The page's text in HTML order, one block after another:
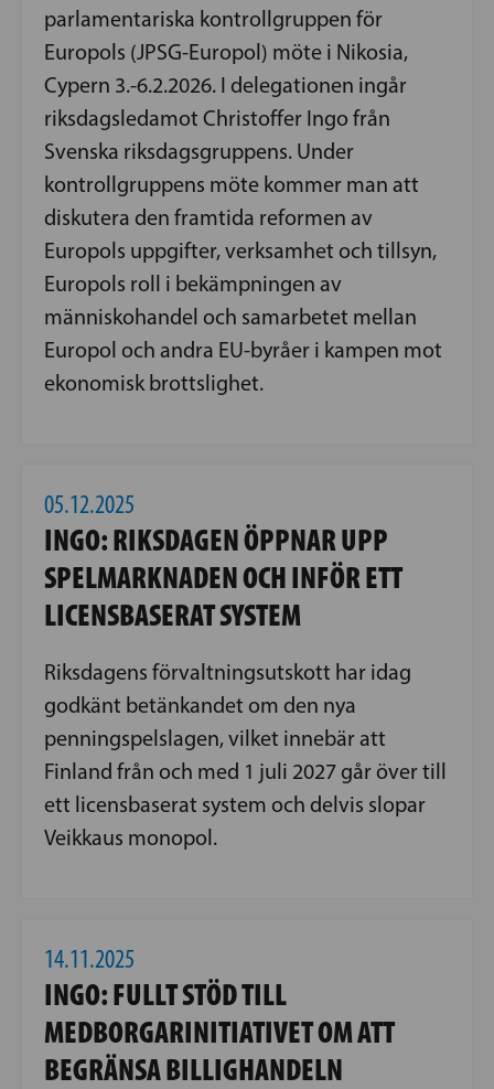
parlamentariska kontrollgruppen för
Europols (JPSG-Europol) möte i Nikosia,
Cypern 3.-6.2.2026. I delegationen ingår
riksdagsledamot Christoffer Ingo från
Svenska riksdagsgruppens. Under
kontrollgruppens möte kommer man att
diskutera den framtida reformen av
Europols uppgifter, verksamhet och tillsyn,
Europols roll i bekämpningen av
människohandel och samarbetet mellan
Europol och andra EU-byråer i kampen mot
ekonomisk brottslighet.
05.12.2025
INGO: RIKSDAGEN ÖPPNAR UPP
SPELMARKNADEN OCH INFÖR ETT
LICENSBASERAT SYSTEM
Riksdagens förvaltningsutskott har idag
godkänt betänkandet om den nya
penningspelslagen, vilket innebär att
Finland från och med 1 juli 2027 går över till
ett licensbaserat system och delvis slopar
Veikkaus monopol.
14.11.2025
INGO: FULLT STÖD TILL
MEDBORGARINITIATIVET OM ATT
BEGRÄNSA BILLIGHANDELN